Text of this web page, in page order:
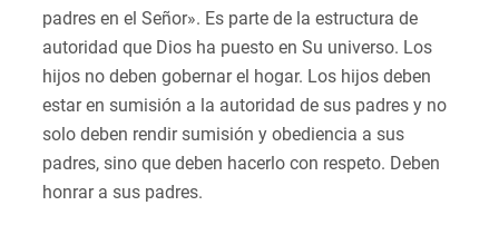
padres en el Señor». Es parte de la estructura de
autoridad que Dios ha puesto en Su universo. Los
hijos no deben gobernar el hogar. Los hijos deben
estar en sumisión a la autoridad de sus padres y no
solo deben rendir sumisión y obediencia a sus
padres, sino que deben hacerlo con respeto. Deben
honrar a sus padres.